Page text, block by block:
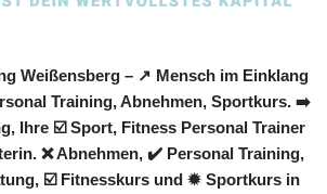
Weißensberg – ↗️ Mensch im Einklang
Training, Abnehmen, Sportkurs. ➡️
Ihre ☑️ Sport, Fitness Personal Trainer
❌ Abnehmen, ✔️ Personal Training,
☑️ Fitnesskurs und ✹ Sportkurs in